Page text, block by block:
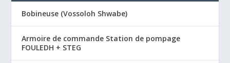
Bobineuse (Vossoloh Shwabe)
Armoire de commande Station de pompage
FOULEDH + STEG